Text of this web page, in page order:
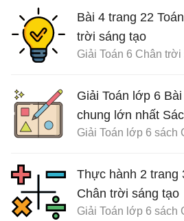
Bài 4 trang 22
trời sáng tạo
Giải Toán 6 Chân trời
Giải Toán lớp 6
chung lớn nhất
Giải Toán lớp 6 sách
Thực hành 2 trang
Chân trời sáng tạo
Giải Toán lớp 6 sách